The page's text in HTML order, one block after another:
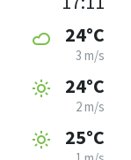
24°C
3 m/s
24°C
2 m/s
25°C